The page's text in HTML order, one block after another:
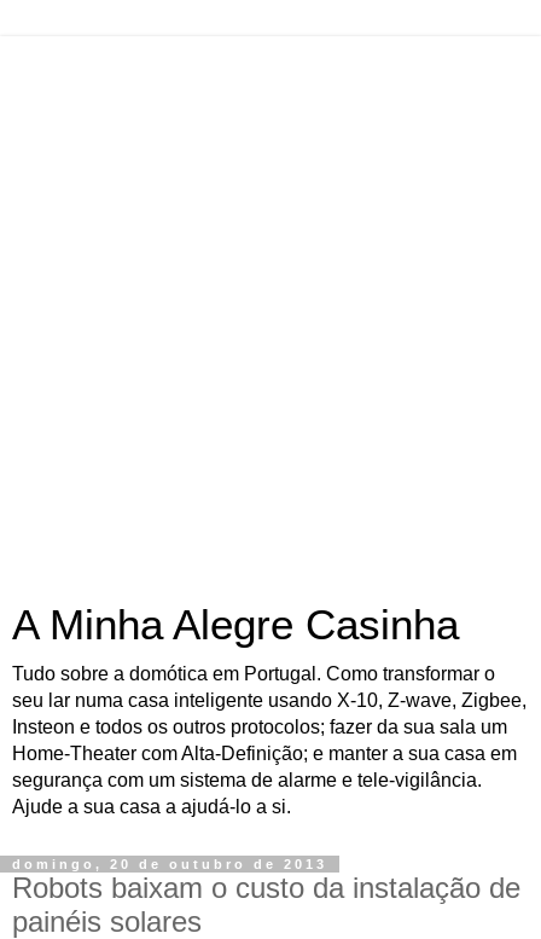
A Minha Alegre Casinha
Tudo sobre a domótica em Portugal. Como transformar o
seu lar numa casa inteligente usando X-10, Z-wave, Zigbee,
Insteon e todos os outros protocolos; fazer da sua sala um
Home-Theater com Alta-Definição; e manter a sua casa em
segurança com um sistema de alarme e tele-vigilância.
Ajude a sua casa a ajudá-lo a si.
domingo, 20 de outubro de 2013
Robots baixam o custo da instalação de
painéis solares